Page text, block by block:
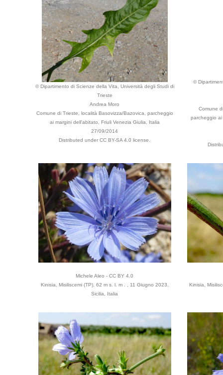
© Dipartimento di Scienze della Vita, Università degli Studi di
Trieste
Andrea Moro
Comune di Trieste, località Basovizza/Bazovica, parcheggio
ai margini dell'abitato, Friuli Venezia Giulia, Italia
27/09/2014
Distributed under CC BY-SA 4.0 license.
©
Comune
parcheggio
Michele Aleo - CC BY 4.0
Kinisia, Misiliscemi (TP), 62 m s. l. m . , 11 Giugno 2023,
Sicilia, Italia
Kinisia,